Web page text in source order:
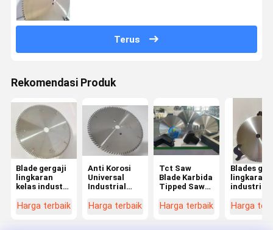
Terus
Rekomendasi Produk
Blade gergaji
lingkaran
kelas industri
Inci Kerf
Harga terbaik
Anti Korosi
Universal
Industrial
Blades
Harga terbaik
Tct Saw
Blade Karbida
Tipped Saw
Untuk
Harga terbaik
Blades
lingkaran
industri
dengan
Harga